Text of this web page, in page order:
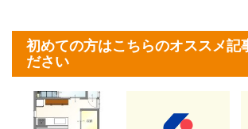
初めての方はこちらのオススメ記
ださい